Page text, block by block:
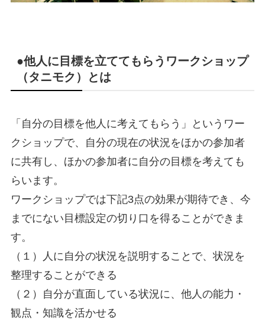
●他人に目標を立ててもらうワークショップ
（タニモク）とは
「自分の目標を他人に考えてもらう」というワー
クショップで、自分の現在の状況をほかの参加者
に共有し、ほかの参加者に自分の目標を考えても
らいます。
ワークショップでは下記3点の効果が期待でき、今
までにない目標設定の切り口を得ることができま
す。
（１）人に自分の状況を説明することで、状況を
整理することができる
（２）自分が直面している状況に、他人の能力・
観点・知識を活かせる